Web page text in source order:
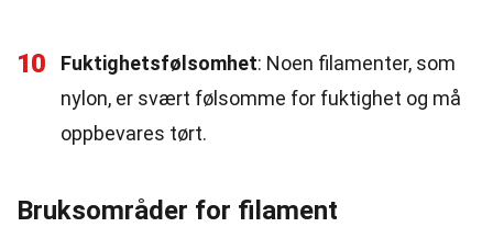
10 Fuktighetsfølsomhet: Noen filamenter, som
nylon, er svært følsomme for fuktighet og må
oppbevares tørt.
Bruksområder for filament